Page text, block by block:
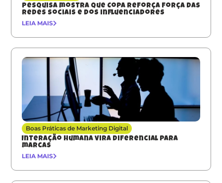
Pesquisa mostra que Copa reforça força das
redes sociais e dos influenciadores
LEIA MAIS
Boas Práticas de Marketing Digital
Interação humana vira diferencial para
marcas
LEIA MAIS